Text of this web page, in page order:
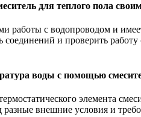
для теплого пола
работы с водопроводом и
соединений и проверить
воды с помощью
элемента
разные внешние условия и